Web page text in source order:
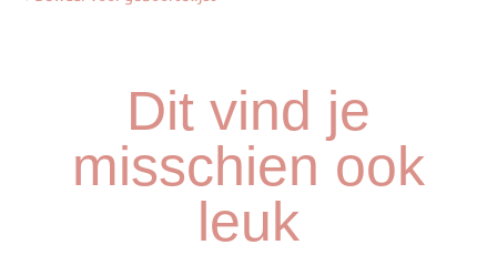
Dit vind je
misschien ook
leuk